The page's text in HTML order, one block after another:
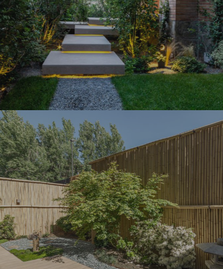
Jardines con piscina Proyectos
PISCINA Y JARDÍN EN VIVIENDA
ZONA PUERTA DE HIERRO
Diseño de terrazas y áticos Proyectos
PATIO JARDÍN PISO BAJO EN